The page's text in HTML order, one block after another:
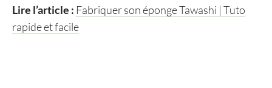
Lire l’article : Fabriquer son éponge Tawashi | Tuto
rapide et facile